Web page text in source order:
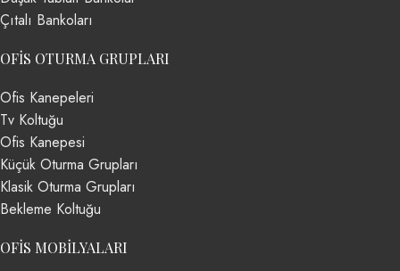
Çıtalı Bankoları
OFIS OTURMA GRUPLARI
Ofis Kanepeleri
Tv Koltuğu
Ofis Kanepesi
Küçük Oturma Grupları
Klasik Oturma Grupları
Bekleme Koltuğu
OFIS MOBILYALARI